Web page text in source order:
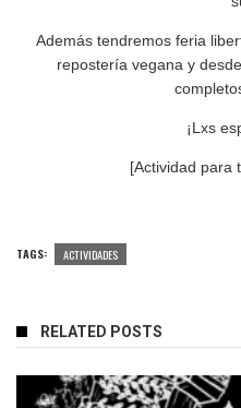
Además tendremos feria
repostería vegana y
¡Lxs
[Actividad para
TAGS: ACTIVIDADES
RELATED POSTS